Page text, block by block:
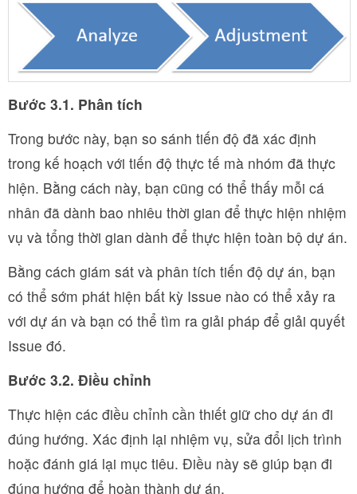
Bước 3.1. Phân tích
Trong bước này, bạn so sánh tiến độ đã xác định
trong kế hoạch với tiến độ thực tế mà nhóm đã thực
hiện. Bằng cách này, bạn cũng có thể thấy mỗi cá
nhân đã dành bao nhiêu thời gian để thực hiện nhiệm
vụ và tổng thời gian dành để thực hiện toàn bộ dự án.
Bằng cách giám sát và phân tích tiến độ dự án, bạn
có thể sớm phát hiện bất kỳ Issue nào có thể xảy ra
với dự án và bạn có thể tìm ra giải pháp để giải quyết
Issue đó.
Bước 3.2. Điều chỉnh
Thực hiện các điều chỉnh cần thiết giữ cho dự án đi
đúng hướng. Xác định lại nhiệm vụ, sửa đổi lịch trình
hoặc đánh giá lại mục tiêu. Điều này sẽ giúp bạn đi
đúng hướng để hoàn thành dự án.